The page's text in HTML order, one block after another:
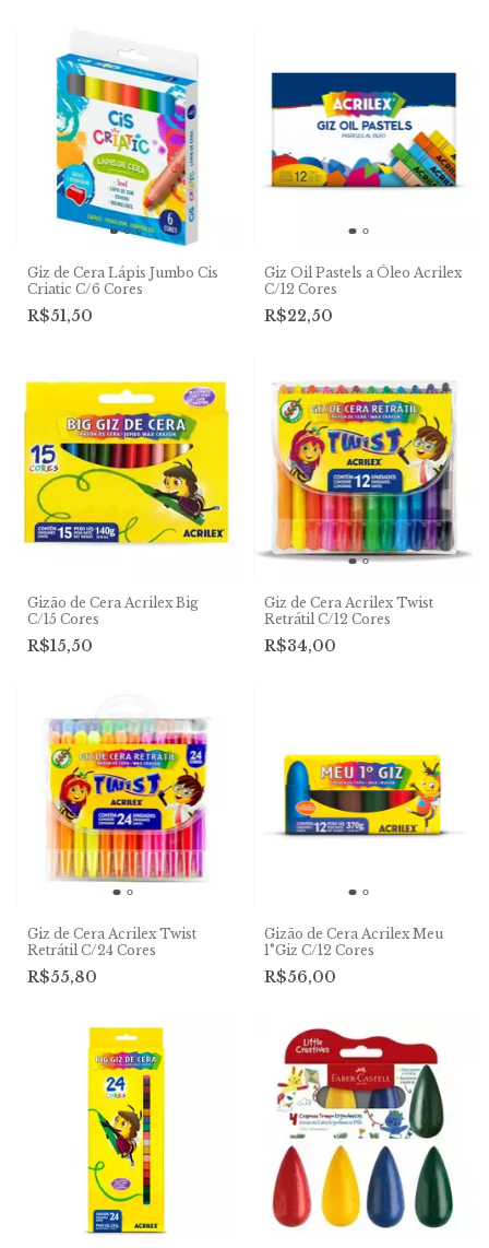
Giz de Cera Lápis Jumbo Cis
Criatic C/6 Cores
R$51,50
Giz Oil Pastels a Óleo Acrilex
C/12 Cores
R$22,50
Gizão de Cera Acrilex Big
C/15 Cores
R$15,50
Giz de Cera Acrilex Twist
Retrátil C/12 Cores
R$34,00
Giz de Cera Acrilex Twist
Retrátil C/24 Cores
R$55,80
Gizão de Cera Acrilex Meu
1°Giz C/12 Cores
R$56,00